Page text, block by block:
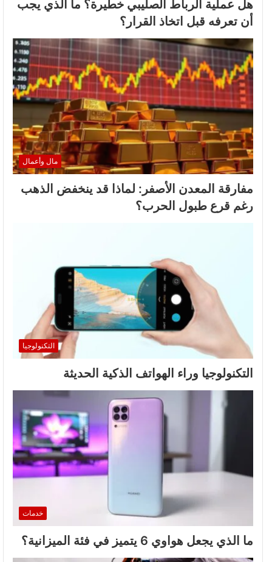
هل عملية الرباط الصليبي خطيرة؟ ما الذي يجب
أن تعرفه قبل اتخاذ القرار؟
مال وأعمال
مفارقة المعدن الأصفر: لماذا قد ينخفض الذهب
رغم قرع طبول الحرب؟
التكنولوجيا
التكنولوجيا وراء الهواتف الذكية الحديثة
خدمات
ما الذي يجعل هواوي 6 يتميز في فئة الميزانية؟